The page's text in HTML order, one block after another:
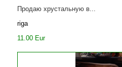
Продаю хрустальную в...
riga
11.00 Eur